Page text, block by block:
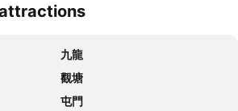
九龍
觀塘
屯門